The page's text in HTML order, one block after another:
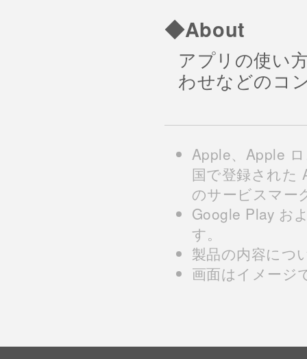
◆About
アプリの使い
わせなどのコ
Apple、Apple
国で登録された
のサービスマー
Google Play お
す。
製品の内容につ
画面はイメージ